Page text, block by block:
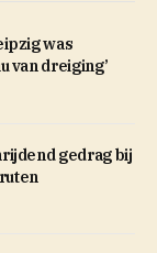
was
van dreiging’
gedrag bij